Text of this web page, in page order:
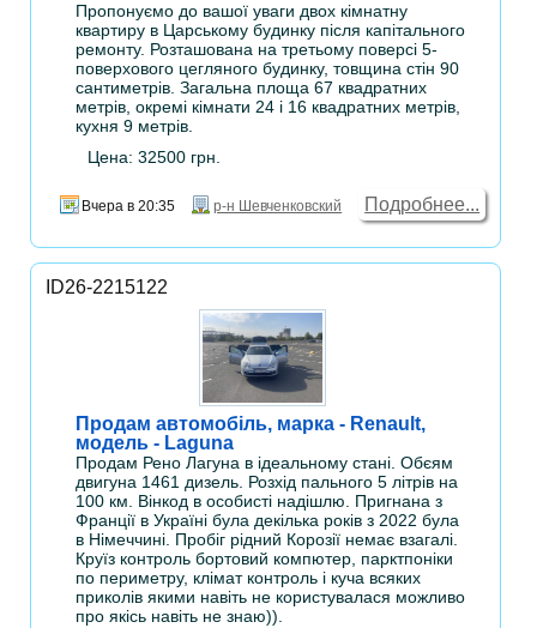
Пропонуємо до вашої уваги двох кімнатну
квартиру в Царському будинку після капітального
ремонту. Розташована на третьому поверсі 5-
поверхового цегляного будинку, товщина стін 90
сантиметрів. Загальна площа 67 квадратних
метрів, окремі кімнати 24 і 16 квадратних метрів,
кухня 9 метрів.
Цена: 32500 грн.
Вчера в 20:35 р-н Шевченковский Подробнее...
ID26-2215122
Продам автомобіль, марка - Renault,
модель - Laguna
Продам Рено Лагуна в ідеальному стані. Обєям
двигуна 1461 дизель. Розхід пального 5 літрів на
100 км. Вінкод в особисті надішлю. Пригнана з
Франції в Україні була декілька років з 2022 була
в Німеччині. Пробіг рідний Корозії немає взагалі.
Круїз контроль бортовий компютер, парктпоніки
по периметру, клімат контроль і куча всяких
приколів якими навіть не користувалася можливо
про якісь навіть не знаю)).